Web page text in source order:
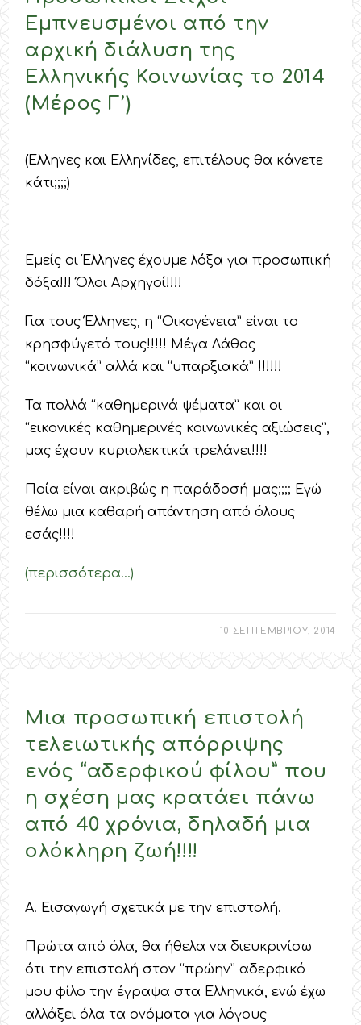
Εμπνευσμένοι από την
αρχική διάλυση της
Ελληνικής Κοινωνίας το 2014
(Μέρος Γ’)
(Έλληνες και Ελληνίδες, επιτέλους θα κάνετε
κάτι;;;;)
Εμείς οι Έλληνες έχουμε λόξα για προσωπική
δόξα!!! Όλοι Αρχηγοί!!!!
Για τους Έλληνες, η “Οικογένεια” είναι το
κρησφύγετό τους!!!!! Μέγα Λάθος
“κοινωνικά” αλλά και “υπαρξιακά” !!!!!!
Τα πολλά “καθημερινά ψέματα” και οι
“εικονικές καθημερινές κοινωνικές αξιώσεις”,
μας έχουν κυριολεκτικά τρελάνει!!!!
Ποία είναι ακριβώς η παράδοσή μας;;;; Εγώ
θέλω μια καθαρή απάντηση από όλους
εσάς!!!!
(περισσότερα…)
10 ΣΕΠΤΕΜΒΡΙΟΥ, 2014
Μια προσωπική επιστολή
τελειωτικής απόρριψης
ενός “αδερφικού φίλου” που
η σχέση μας κρατάει πάνω
από 40 χρόνια, δηλαδή μια
ολόκληρη ζωή!!!!
Α. Εισαγωγή σχετικά με την επιστολή.
Πρώτα από όλα, θα ήθελα να διευκρινίσω
ότι την επιστολή στον “πρώην” αδερφικό
μου φίλο την έγραψα στα Ελληνικά, ενώ έχω
αλλάξει όλα τα ονόματα για λόγους